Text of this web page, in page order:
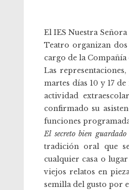
El IES Nuestra
Teatro organizan
cargo de la
Las
martes días 10 y 17
actividad
confirmado su
funciones
El secreto bien guardado
tradición oral que
cualquier casa o
viejos relatos en
semilla del gusto por